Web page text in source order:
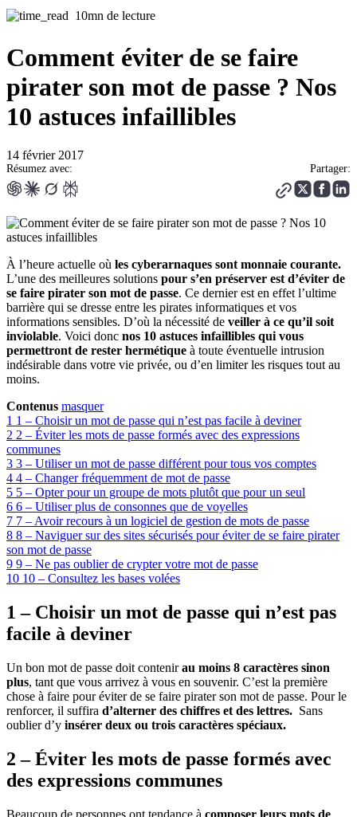
10mn de lecture
Comment éviter de se faire
pirater son mot de passe ? Nos
10 astuces infaillibles
14 février 2017
Résumez avec: Partager:
À l’heure actuelle où les cyberarnaques sont monnaie courante.
L’une des meilleures solutions pour s’en préserver est d’éviter de
se faire pirater son mot de passe. Ce dernier est en effet l’ultime
barrière qui se dresse entre les pirates informatiques et vos
informations sensibles. D’où la nécessité de veiller à ce qu’il soit
inviolable. Voici donc nos 10 astuces infaillibles qui vous
permettront de rester hermétique à toute éventuelle intrusion
indésirable dans votre vie privée, ou d’en limiter les risques tout au
moins.
Contenus masquer
1 1 – Choisir un mot de passe qui n’est pas facile à deviner
2 2 – Éviter les mots de passe formés avec des expressions
communes
3 3 – Utiliser un mot de passe différent pour tous vos comptes
4 4 – Changer fréquemment de mot de passe
5 5 – Opter pour un groupe de mots plutôt que pour un seul
6 6 – Utiliser plus de consonnes que de voyelles
7 7 – Avoir recours à un logiciel de gestion de mots de passe
8 8 – Naviguer sur des sites sécurisés pour éviter de se faire pirater
son mot de passe
9 9 – Ne pas oublier de crypter votre mot de passe
10 10 – Consultez les bases volées
1 – Choisir un mot de passe qui n’est pas
facile à deviner
Un bon mot de passe doit contenirau moins 8 caractères sinon
plus, tant que vous arrivez à vous en souvenir. C’est la première
chose à faire pour éviter de se faire pirater son mot de passe. Pour le
renforcer, il suffira d’alterner des chiffres et des lettres. Sans
oublier d’y insérer deux ou trois caractères spéciaux.
2 – Éviter les mots de passe formés avec
des expressions communes
Beaucoup de personnes ont tendance à composer leurs mots de